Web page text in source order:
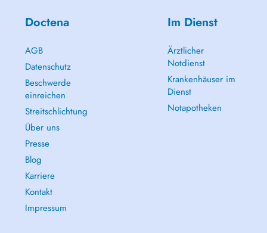
Doctena
AGB
Datenschutz
Beschwerde
einreichen
Streitschlichtung
Über uns
Presse
Blog
Karriere
Kontakt
Impressum
Im Dienst
Ärztlicher
Notdienst
Krankenhäuser im
Dienst
Notapotheken